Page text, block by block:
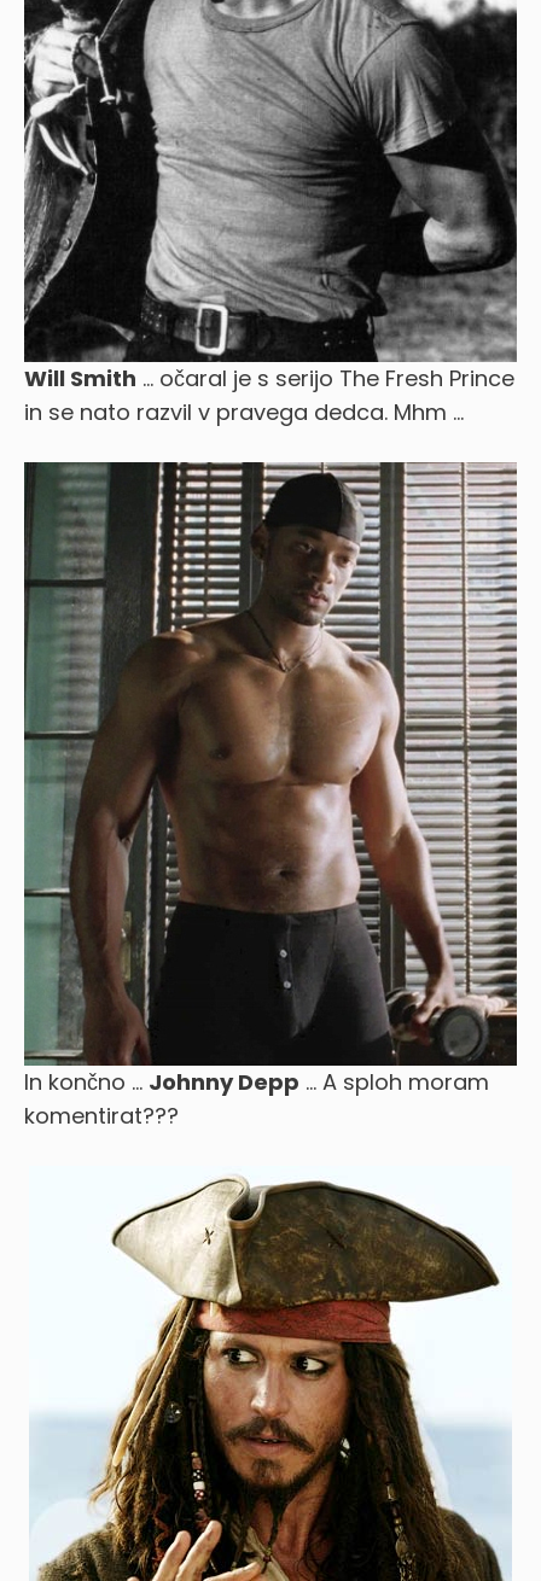
Will Smith … očaral je s serijo The Fresh Prince
in se nato razvil v pravega dedca. Mhm …
In končno … Johnny Depp … A sploh moram
komentirat???